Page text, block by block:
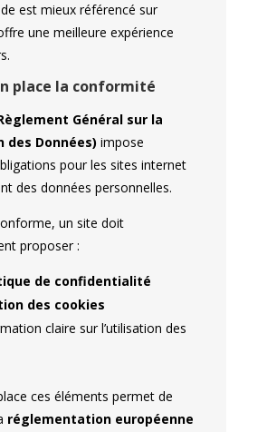
est mieux référencé sur
une meilleure expérience
place la conformité
Général sur la
des Données) impose
pour les sites internet
des données personnelles.
un site doit
proposer :
de confidentialité
des cookies
claire sur l’utilisation des
ces éléments permet de
réglementation européenne